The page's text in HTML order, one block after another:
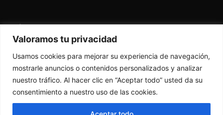
Valoramos tu privacidad
Usamos cookies para mejorar su experiencia de navegación,
mostrarle anuncios o contenidos personalizados y analizar
nuestro tráfico. Al hacer clic en “Aceptar todo” usted da su
consentimiento a nuestro uso de las cookies.
Garantía